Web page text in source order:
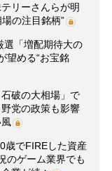
リーさんらが明
の注目銘柄”
選「増配期待大の
望める“お宝銘
破の大相場」で
党の政策も影響
歳でFIREした資産
のゲーム業界でも